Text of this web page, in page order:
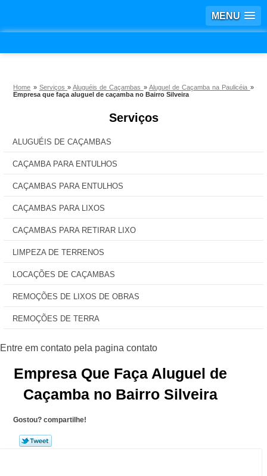
MENU
Home » Serviços »Aluguéis de Caçambas » Aluguel de Caçamba na Paulicéia »
Empresa que faça aluguel de caçamba no Bairro Silveira
Serviços
ALUGUÉIS DE CAÇAMBAS
CAÇAMBA PARA ENTULHOS
CAÇAMBAS PARA ENTULHOS
CAÇAMBAS PARA LIXOS
CAÇAMBAS PARA RETIRAR LIXO
LIMPEZA DE TERRENOS
LOCAÇÕES DE CAÇAMBAS
REMOÇÕES DE LIXOS DE OBRAS
REMOÇÕES DE TERRA
Empresa Que Faça Aluguel de
Caçamba no Bairro Silveira
Gostou? compartilhe!